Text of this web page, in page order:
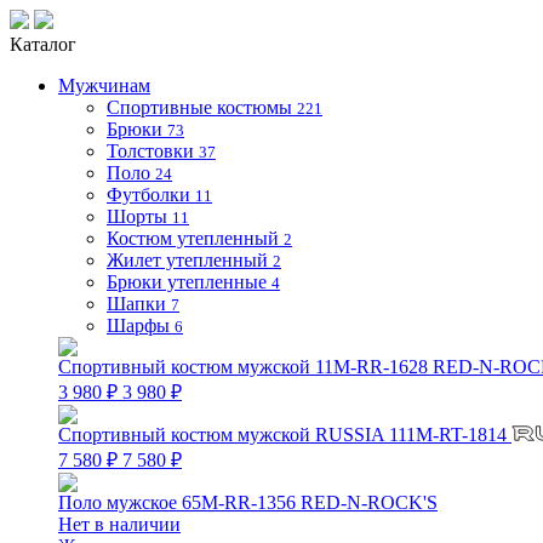
Каталог
Мужчинам
Спортивные костюмы 221
Брюки 73
Толстовки 37
Поло 24
Футболки 11
Шорты 11
Костюм утепленный 2
Жилет утепленный 2
Брюки утепленные 4
Шапки 7
Шарфы 6
Спортивный костюм мужской 11M-RR-1628 RED-N-
3 980 ₽ 3 980 ₽
Спортивный костюм мужской RUSSIA 111M-RT-1814
7 580 ₽ 7 580 ₽
Поло мужское 65M-RR-1356 RED-N-ROCK'S
Нет в наличии